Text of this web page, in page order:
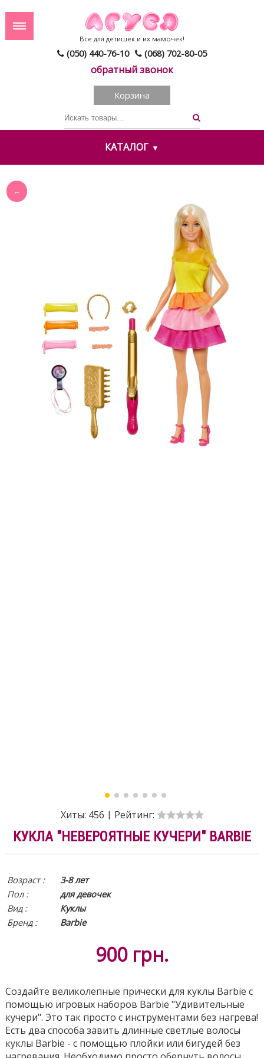
(050) 440-76-10 (068) 702-80-05
обратный звонок
Все для детишек и их мамочек!
Корзина
КАТАЛОГ
Хиты: 456 | Рейтинг:
КУКЛА "НЕВЕРОЯТНЫЕ КУЧЕРИ" BARBIE
Возраст :
3-8 лет
Пол :
для девочек
Вид :
Куклы
Бренд :
Barbie
900 грн.
Создайте великолепные прически для куклы Barbie с
помощью игровых наборов Barbie "Удивительные
кучери". Это так просто с инструментами без нагрева!
Есть два способа завить длинные светлые волосы
куклы Barbie - с помощью плойки или бигудей без